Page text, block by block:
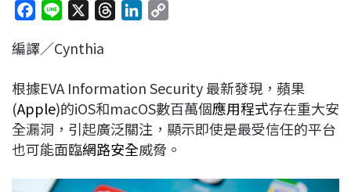
c
b
o
o
k
n
a
d
s
e
d
I
n
L
i
n
k
編譯／Cynthia
根據EVA Information Security 最新發現，蘋果
(Apple)的iOS和macOS數百萬個應用程式存在重大安
全漏洞，引起廣泛關注，顯示即使是最受信任的平台
也可能面臨網路安全威脅。